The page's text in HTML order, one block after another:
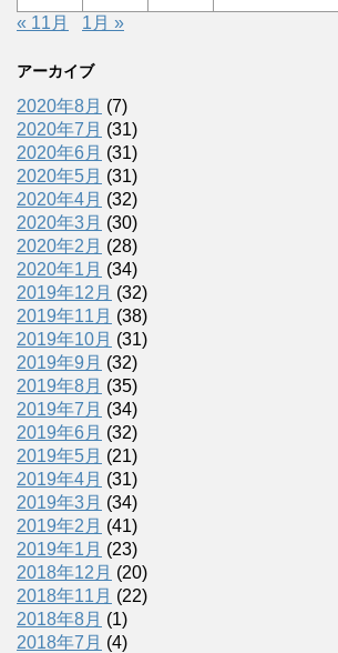
« 11月
1月 »
アーカイブ
2020年8月 (7)
2020年7月 (31)
2020年6月 (31)
2020年5月 (31)
2020年4月 (32)
2020年3月 (30)
2020年2月 (28)
2020年1月 (34)
2019年12月 (32)
2019年11月 (38)
2019年10月 (31)
2019年9月 (32)
2019年8月 (35)
2019年7月 (34)
2019年6月 (32)
2019年5月 (21)
2019年4月 (31)
2019年3月 (34)
2019年2月 (41)
2019年1月 (23)
2018年12月 (20)
2018年11月 (22)
2018年8月 (1)
2018年7月 (4)